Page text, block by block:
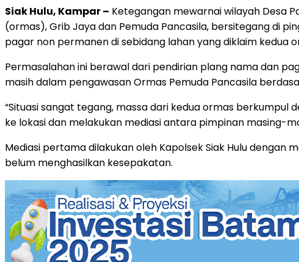
Siak Hulu, Kampar – Ketegangan mewarnai wilayah Desa
(ormas), Grib Jaya dan Pemuda Pancasila, bersitegang di
pagar non permanen di sebidang lahan yang diklaim kedua
Permasalahan ini berawal dari pendirian plang nama dan
masih dalam pengawasan Ormas Pemuda Pancasila
“Situasi sangat tegang, massa dari kedua ormas berkumpul
ke lokasi dan melakukan mediasi antara pimpinan masing-
Mediasi pertama dilakukan oleh Kapolsek Siak Hulu dengan
belum menghasilkan kesepakatan.